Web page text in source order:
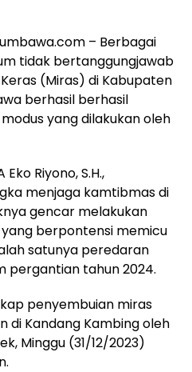
– Berbagai
tidak bertanggungjawab
(Miras) di Kabupaten
berhasil berhasil
yang dilakukan oleh
Riyono, S.H.,
menjaga kamtibmas di
gencar melakukan
berpontensi memicu
satunya peredaran
pergantian tahun 2024.
penyembuian miras
di Kandang Kambing oleh
Minggu (31/12/2023)